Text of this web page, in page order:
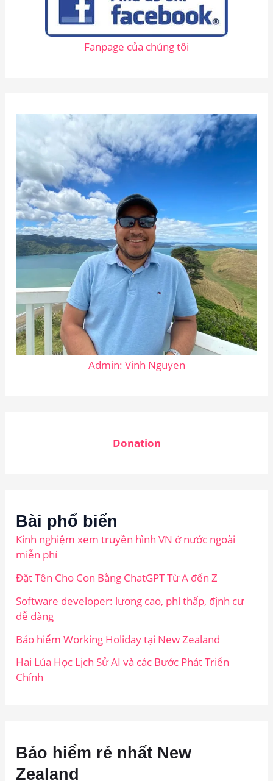
Fanpage của chúng tôi
Admin: Vinh Nguyen
Donation
Bài phổ biến
Kinh nghiệm xem truyền hình VN ở nước ngoài
miễn phí
Đặt Tên Cho Con Bằng ChatGPT Từ A đến Z
Software developer: lương cao, phí thấp, định cư
dễ dàng
Bảo hiểm Working Holiday tại New Zealand
Hai Lúa Học Lịch Sử AI và các Bước Phát Triển
Chính
Bảo hiểm rẻ nhất New
Zealand